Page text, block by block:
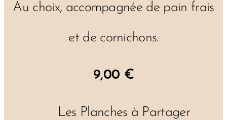
Au choix, accompagnée de pain frais
et de cornichons.
9,00 €
🧀 Les Planches à Partager